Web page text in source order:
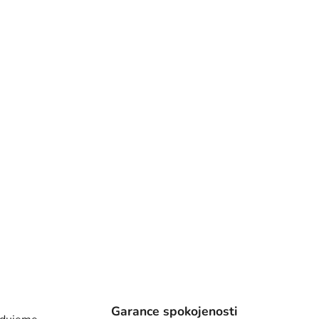
Garance spokojenosti